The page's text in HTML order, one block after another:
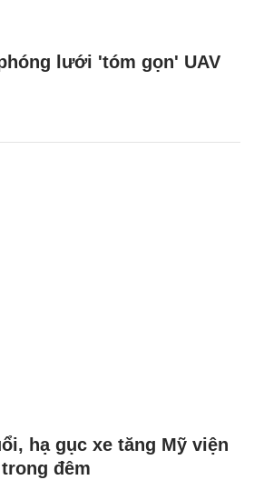
lưới 'tóm gọn' UAV
hạ gục xe tăng Mỹ viện
đêm